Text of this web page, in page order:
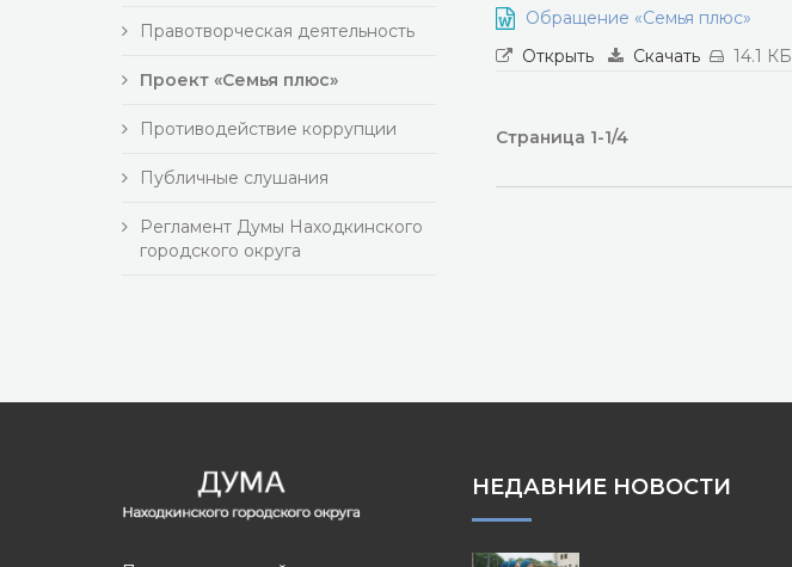
Правотворческая деятельность
Проект «Семья плюс»
Противодействие коррупции
Публичные слушания
Регламент Думы Находкинского
городского округа
Обращение «Семья плюс»
Открыть
Скачать 14.1 КБ
Страница 1-1/4
НЕДАВНИЕ НОВОСТИ